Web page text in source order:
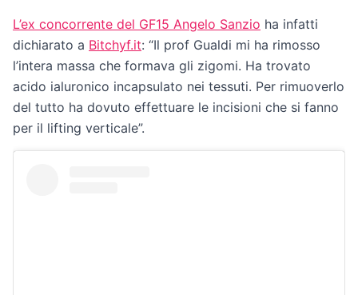
L’ex concorrente del GF15 Angelo Sanzio ha infatti
dichiarato a Bitchyf.it: “Il prof Gualdi mi ha rimosso
l’intera massa che formava gli zigomi. Ha trovato
acido ialuronico incapsulato nei tessuti. Per rimuoverlo
del tutto ha dovuto effettuare le incisioni che si fanno
per il lifting verticale”.